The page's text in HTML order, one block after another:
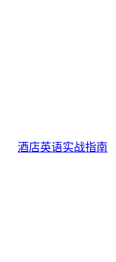
酒店英语实战指南